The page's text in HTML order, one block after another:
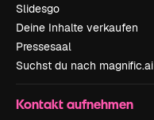
Slidesgo
Deine Inhalte verkaufen
Pressesaal
Suchst du nach magnific.ai
Kontakt aufnehmen